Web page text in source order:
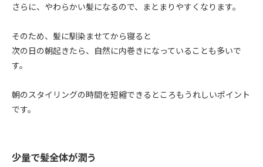
さらに、やわらかい髪になるので、まとまりやすくなります。
そのため、髪に馴染ませてから寝ると
次の日の朝起きたら、自然に内巻きになっていることも多いで
す。
朝のスタイリングの時間を短縮できるところもうれしいポイント
です。
少量で髪全体が潤う